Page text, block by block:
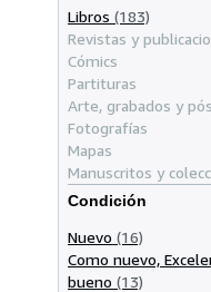
Libros (183)
Revistas y
Cómics
Partituras
Arte, grabados y
Fotografías
Mapas
Manuscritos y
Condición
Nuevo (16)
Como nuevo,
bueno (13)